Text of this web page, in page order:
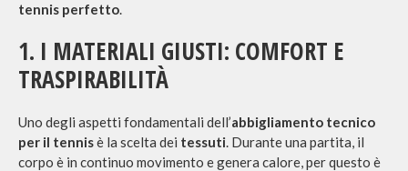
tennis perfetto.
1. I MATERIALI GIUSTI: COMFORT E
TRASPIRABILITÀ
Uno degli aspetti fondamentali dell’abbigliamento tecnico
per il tennisè la scelta dei tessuti. Durante una partita, il
corpo è in continuo movimento e genera calore, per questo è